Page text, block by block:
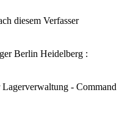
diesem Verfasser
Berlin Heidelberg :